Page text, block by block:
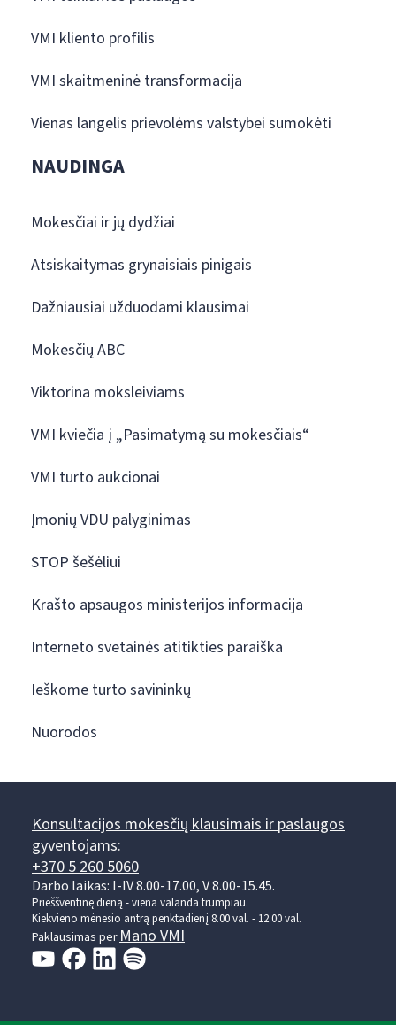
VMI kliento profilis
VMI skaitmeninė transformacija
Vienas langelis prievolėms valstybei sumokėti
NAUDINGA
Mokesčiai ir jų dydžiai
Atsiskaitymas grynaisiais pinigais
Dažniausiai užduodami klausimai
Mokesčių ABC
Viktorina moksleiviams
VMI kviečia į „Pasimatymą su mokesčiais“
VMI turto aukcionai
Įmonių VDU palyginimas
STOP šešėliui
Krašto apsaugos ministerijos informacija
Interneto svetainės atitikties paraiška
Ieškome turto savininkų
Nuorodos
Konsultacijos mokesčių klausimais ir paslaugos
gyventojams:
+370 5 260 5060
Darbo laikas: I-IV 8.00-17.00, V 8.00-15.45.
Prieššventinę dieną - viena valanda trumpiau.
Kiekvieno mėnesio antrą penktadienį 8.00 val. - 12.00 val.
Paklausimas per Mano VMI